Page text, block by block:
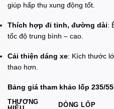
giúp hấp thụ xung động tốt.
Thích hợp đi tỉnh, đường dài:
tốc độ trung bình – cao.
Cải thiện dáng xe: Kích thước
thao hơn.
Bảng giá tham khảo lốp 235/
THƯƠNG
DÒNG LỐP